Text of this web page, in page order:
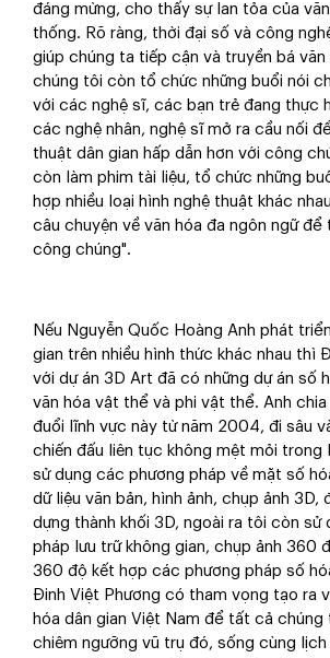
đáng mừng, cho thấy sự lan tỏa của
thống. Rõ ràng, thời đại số và công
giúp chúng ta tiếp cận và truyền bá văn
chúng tôi còn tổ chức những buổi nói
với các nghệ sĩ, các bạn trẻ đang thực
các nghệ nhân, nghệ sĩ mở ra cầu nối
thuật dân gian hấp dẫn hơn với công
còn làm phim tài liệu, tổ chức những
hợp nhiều loại hình nghệ thuật khác
câu chuyện về văn hóa đa ngôn ngữ
công chúng".
Nếu Nguyễn Quốc Hoàng Anh phát
gian trên nhiều hình thức khác nhau thì
với dự án 3D Art đã có những dự án số
văn hóa vật thể và phi vật thể. Anh chia
đuổi lĩnh vực này từ năm 2004, đi sâu
chiến đấu liên tục không mệt mỏi trong
sử dụng các phương pháp về mặt số
dữ liệu văn bản, hình ảnh, chụp ảnh 3D,
dựng thành khối 3D, ngoài ra tôi còn sử
pháp lưu trữ không gian, chụp ảnh 360
360 độ kết hợp các phương pháp số
Đinh Việt Phương có tham vọng tạo ra
hóa dân gian Việt Nam để tất cả
chiêm ngưỡng vũ trụ đó, sống cùng lịch